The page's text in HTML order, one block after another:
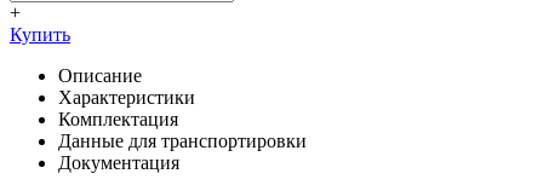
+
Купить
Описание
Характеристики
Комплектация
Данные для транспортировки
Документация